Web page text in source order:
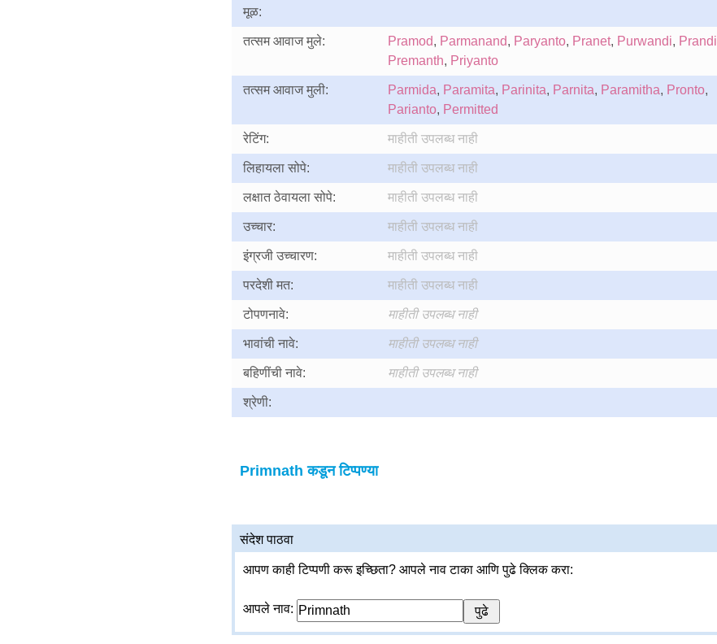
मूळ:
तत्सम आवाज मुले: Pramod, Parmanand, Paryanto, Pranet, Purwandi, Prandi
Premanth, Priyanto
तत्सम आवाज मुली: Parmida, Paramita, Parinita, Parnita, Paramitha, Pronto,
Parianto, Permitted
रेटिंग: माहीती उपलब्ध नाही
लिहायला सोपे: माहीती उपलब्ध नाही
लक्षात ठेवायला सोपे: माहीती उपलब्ध नाही
उच्चार: माहीती उपलब्ध नाही
इंग्रजी उच्चारण: माहीती उपलब्ध नाही
परदेशी मत: माहीती उपलब्ध नाही
टोपणनावे: माहीती उपलब्ध नाही
भावांची नावे: माहीती उपलब्ध नाही
बहिणींची नावे: माहीती उपलब्ध नाही
श्रेणी:
Primnath कडून टिप्पण्या
संदेश पाठवा
आपण काही टिप्पणी करू इच्छिता? आपले नाव टाका आणि पुढे क्लिक करा:
आपले नाव: